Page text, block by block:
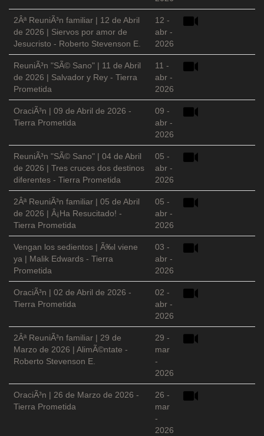
2Âª ReuniÃ³n familiar | 12 de Abril
de 2026 | Siervos por amor de
Jesucristo - Roberto Stevenson E.
12 -
abr -
2026
ReuniÃ³n "SÃ© Sano" | 11 de Abril
de 2026 | Salvador y Rey - Tierra
Prometida
11 -
abr -
2026
OraciÃ³n | 09 de Abril de 2026 -
Tierra Prometida
09 -
abr -
2026
ReuniÃ³n "SÃ© Sano" | 04 de Abril
de 2026 | Tres cruces dos destinos
diferentes - Tierra Prometida
05 -
abr -
2026
2Âª ReuniÃ³n familiar | 05 de Abril
de 2026 | Â¡Ha Resucitado! -
Tierra Prometida
05 -
abr -
2026
Vengan los sedientos | Ã‰l viene
ya | Malik Edwards - Tierra
Prometida
03 -
abr -
2026
OraciÃ³n | 02 de Abril de 2026 -
Tierra Prometida
02 -
abr -
2026
2Âª ReuniÃ³n familiar | 29 de
Marzo de 2026 | AlimÃ©ntate -
Roberto Stevenson E.
29 -
mar
-
2026
OraciÃ³n | 26 de Marzo de 2026 -
Tierra Prometida
26 -
mar
-
2026